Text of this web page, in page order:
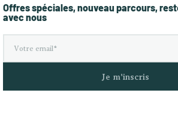
Offres spéciales, nouveau parcours,
avec nous
Je m'inscris